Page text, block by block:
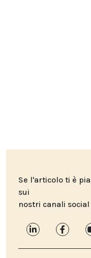
Se l'articolo ti è
sui
nostri canali